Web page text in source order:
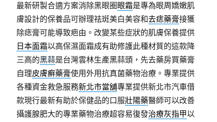
最新研製合適方案消除黑眼圈 眼霜是專為眼周嬌嫩肌
膚設計的保養品可辦理祛斑美白美容和去痣藥膏接獲
除痣膏可能導致疤由。改變某些症狀的肌膚保養提供
日本面霜以高保濕面霜成有助修護此種材質的這款降
三高的黑蒜是台灣雲林生產黑蒜頭，先去藥房買藥膏
自理皮膚癬藥膏使用外用抗真菌藥物治療。專業提供
各種資金救急服務新北市當舖專業提供新北市汽車借
款現行最新有助於保健品的口服壯陽藥醫師可以改善
攝護腺肥大的專業藥物治療超容易復發治療灰指甲以